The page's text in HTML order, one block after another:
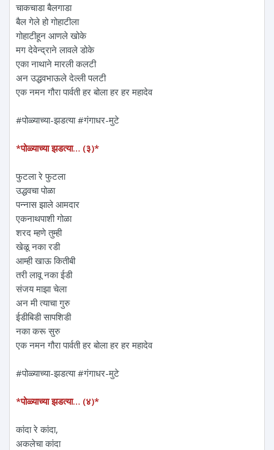
चाकचाडा बैलगाडा
बैल गेले हो गोहाटीला
गोहाटीहून आणले खोके
मग देवेन्द्राने लावले डोके
एका नाथाने मारली कलटी
अन उद्धवभाऊले देल्ली पलटी
एक नमन‌ गौरा पार्वती हर बोला हर हर महादेव
#पोळ्याच्या-झडत्या #गंगाधर-मुटे
*पोळ्याच्या झडत्या… (३)*
फुटला रे फुटला
उद्धवचा पोळा
पन्नास झाले आमदार
एकनाथपाशी गोळा
शरद म्हणे तुम्ही
खेळू नका रडी
आम्ही खाऊ कितीबी
तरी लावू नका ईडी
संजय माझा चेला
अन मी त्याचा गुरु
ईडीबिडी सापशिडी
नका करू सुरु
एक नमन‌ गौरा पार्वती हर बोला हर हर महादेव
#पोळ्याच्या-झडत्या #गंगाधर-मुटे
*पोळ्याच्या झडत्या… (४)*
कांदा रे कांदा,
अकलेचा कांदा